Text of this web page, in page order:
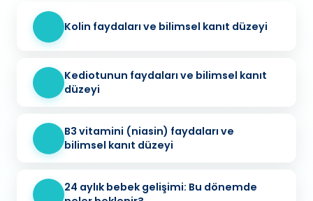
Kolin faydaları ve bilimsel kanıt düzeyi
Kediotunun faydaları ve bilimsel kanıt
düzeyi
B3 vitamini (niasin) faydaları ve
bilimsel kanıt düzeyi
24 aylık bebek gelişimi: Bu dönemde